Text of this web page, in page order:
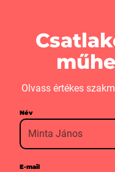
Olvass értékes
Név
E-mail